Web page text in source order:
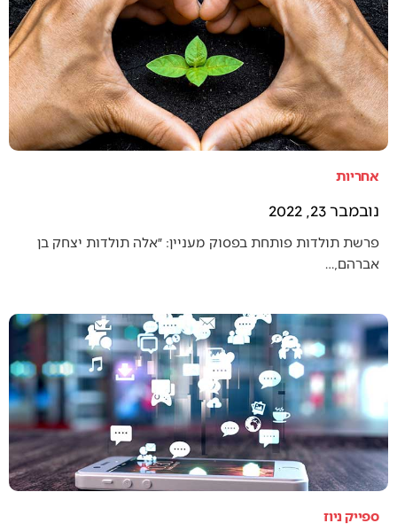
אחריות
נובמבר 23, 2022
פרשת תולדות פותחת בפסוק מעניין: ״אלה תולדות יצחק בן
אברהם,…
ספייק ניוז